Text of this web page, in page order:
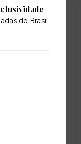
do Brasil